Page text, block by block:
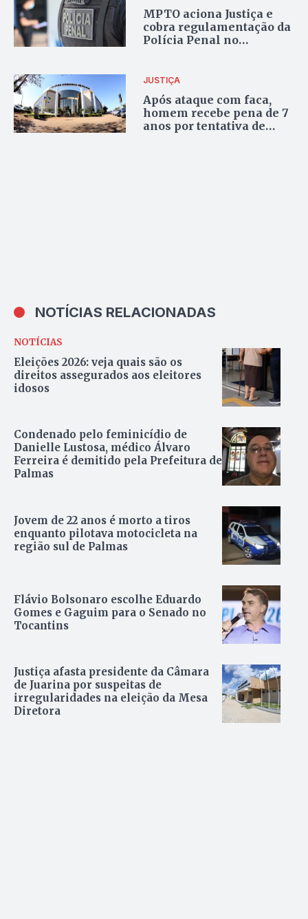
MPTO aciona Justiça e
cobra regulamentação da
Polícia Penal no
JUSTIÇA
Após ataque com faca,
homem recebe pena de 7
anos por tentativa de
NOTÍCIAS RELACIONADAS
NOTÍCIAS
Eleições 2026: veja quais são os
direitos assegurados aos eleitores
idosos
Condenado pelo feminicídio de
Danielle Lustosa, médico Álvaro
Ferreira é demitido pela Prefeitura de
Palmas
Jovem de 22 anos é morto a tiros
enquanto pilotava motocicleta na
região sul de Palmas
Flávio Bolsonaro escolhe Eduardo
Gomes e Gaguim para o Senado no
Tocantins
Justiça afasta presidente da Câmara
de Juarina por suspeitas de
irregularidades na eleição da Mesa
Diretora